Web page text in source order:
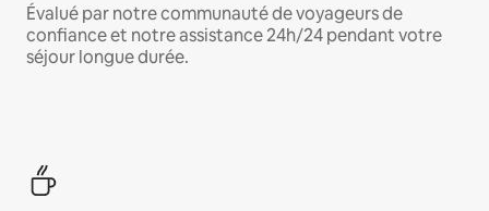
Évalué par notre communauté de voyageurs de
confiance et notre assistance 24h/24 pendant votre
séjour longue durée.